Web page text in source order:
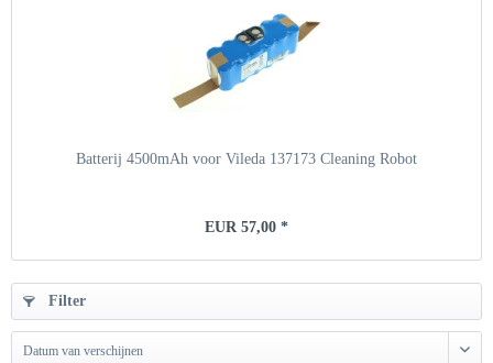
Batterij 4500mAh voor Vileda 137173 Cleaning Robot
EUR 57,00 *
Filter
Datum van verschijnen